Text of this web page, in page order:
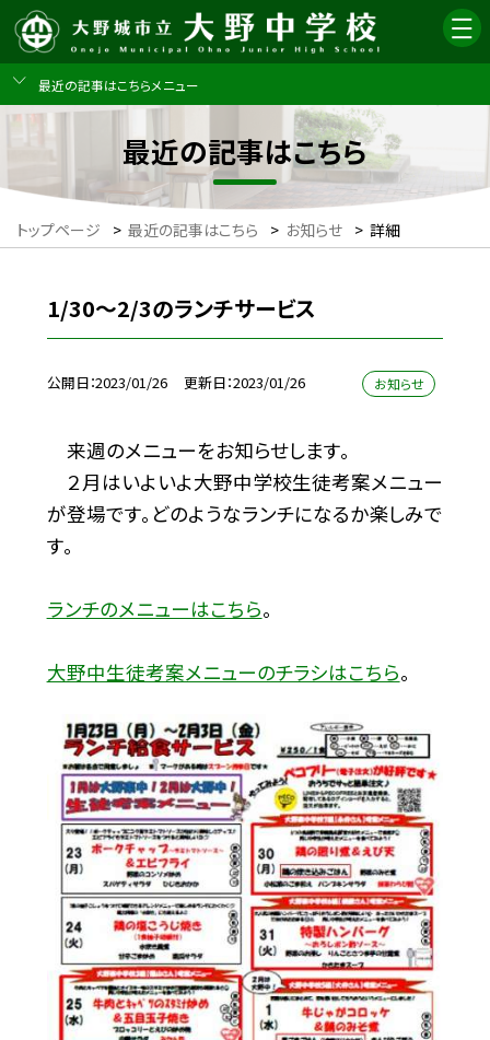
最近の記事はこちらメニュー
最近の記事はこちら
トップページ > 最近の記事はこちら > お知らせ > 詳細
1/30〜2/3のランチサービス
公開日 2023/01/26 更新日 2023/01/26 お知らせ
来週のメニューをお知らせします。
２月はいよいよ大野中学校生徒考案メニュー
が登場です。どのようなランチになるか楽しみで
す。
ランチのメニューはこちら。
大野中生徒考案メニューのチラシはこちら。